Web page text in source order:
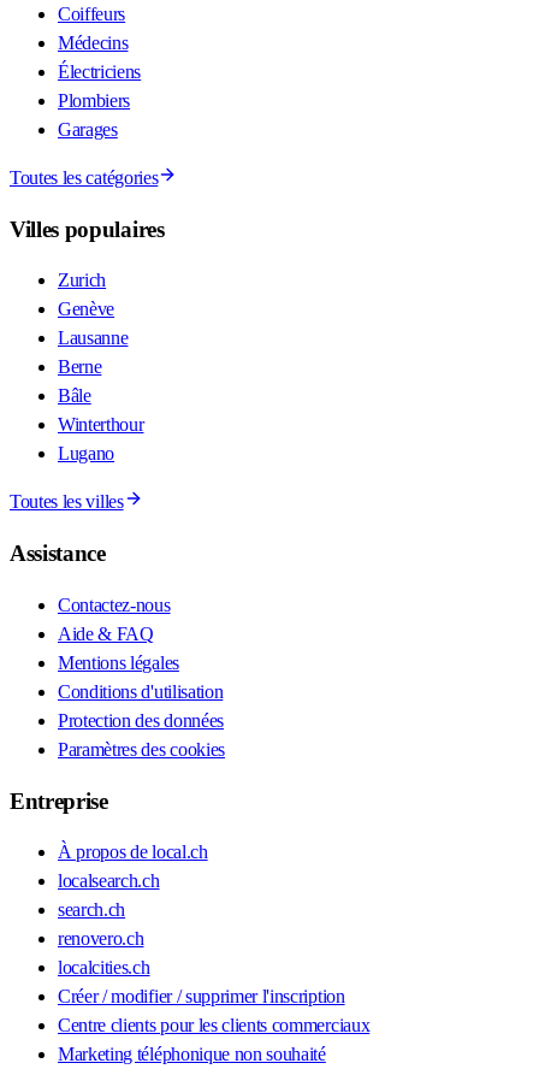
Coiffeurs
Médecins
Électriciens
Plombiers
Garages
Toutes les catégories
Villes populaires
Zurich
Genève
Lausanne
Berne
Bâle
Winterthour
Lugano
Toutes les villes
Assistance
Contactez-nous
Aide & FAQ
Mentions légales
Conditions d'utilisation
Protection des données
Paramètres des cookies
Entreprise
À propos de local.ch
localsearch.ch
search.ch
renovero.ch
localcities.ch
Créer / modifier / supprimer l'inscription
Centre clients pour les clients commerciaux
Marketing téléphonique non souhaité